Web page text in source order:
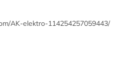
p
AK-elektro-114254257059443/